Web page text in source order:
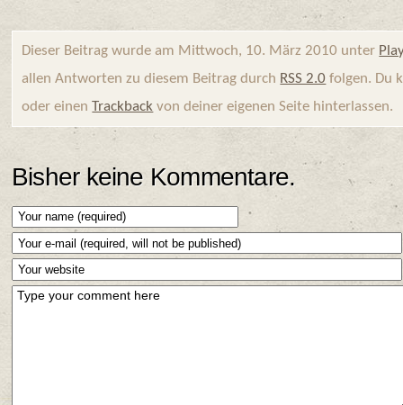
Dieser Beitrag wurde am Mittwoch, 10. März 2010 unter
allen Antworten zu diesem Beitrag durch RSS 2.0 folgen. Du
oder einenTrackback von deiner eigenen Seite hinterlassen.
Bisher keine Kommentare.